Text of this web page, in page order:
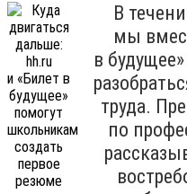
В
мы
в
труда.
по